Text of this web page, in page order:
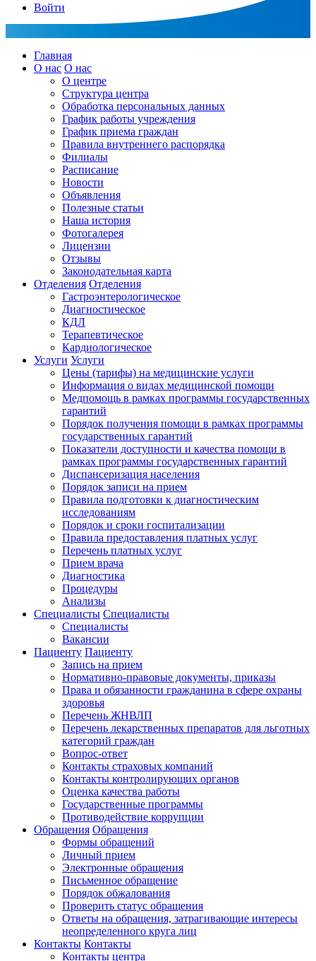
Войти
Главная
О нас О нас
О центре
Структура центра
Обработка персональных данных
График работы учреждения
График приема граждан
Правила внутреннего распорядка
Филиалы
Расписание
Новости
Объявления
Полезные статьи
Наша история
Фотогалерея
Лицензии
Отзывы
Законодательная карта
Отделения Отделения
Гастроэнтерологическое
Диагностическое
КДЛ
Терапевтическое
Кардиологическое
Услуги Услуги
Цены (тарифы) на медицинские услуги
Информация о видах медицинской помощи
Медпомощь в рамках программы государственных
гарантий
Порядок получения помощи в рамках программы
государственных гарантий
Показатели доступности и качества помощи в
рамках программы государственных гарантий
Диспансеризация населения
Порядок записи на прием
Правила подготовки к диагностическим
исследованиям
Порядок и сроки госпитализации
Правила предоставления платных услуг
Перечень платных услуг
Прием врача
Диагностика
Процедуры
Анализы
Специалисты Специалисты
Специалисты
Вакансии
Пациенту Пациенту
Запись на прием
Нормативно-правовые документы, приказы
Права и обязанности гражданина в сфере охраны
здоровья
Перечень ЖНВЛП
Перечень лекарственных препаратов для льготных
категорий граждан
Вопрос-ответ
Контакты страховых компаний
Контакты контролирующих органов
Оценка качества работы
Государственные программы
Противодействие коррупции
Обращения Обращения
Формы обращений
Личный прием
Электронные обращения
Письменное обращение
Порядок обжалования
Проверить статус обращения
Ответы на обращения, затрагивающие интересы
неопределенного круга лиц
Контакты Контакты
Контакты центра